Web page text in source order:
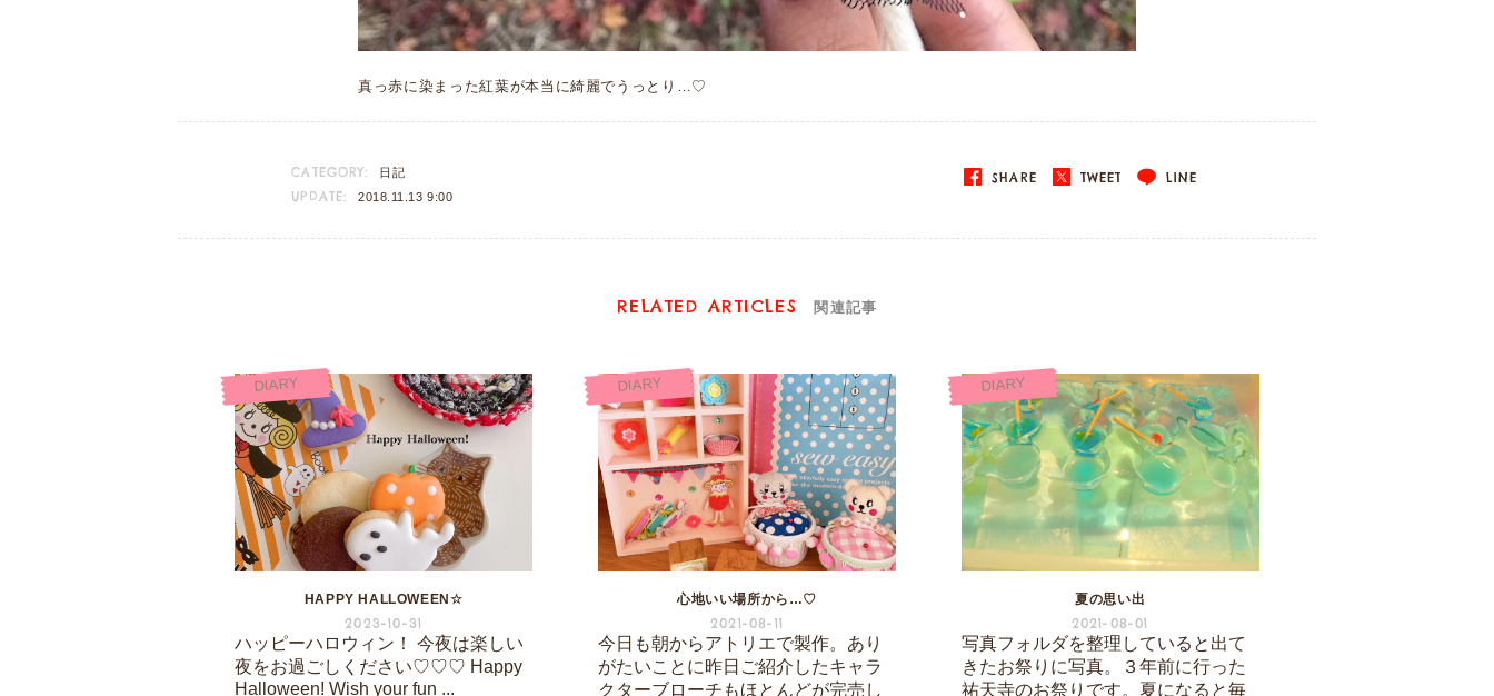
真っ赤に染まった紅葉が本当に綺麗でうっとり…♡
CATEGORY: 日記
UPDATE: 2018.11.13 9:00
SHARE TWEET LINE
RELATED ARTICLES 関連記事
DIARY
HAPPY HALLOWEEN☆
2023-10-31
ハッピーハロウィン！ 今夜は楽しい
夜をお過ごしください♡♡♡ Happy
Halloween! Wish your fun ...
DIARY
心地いい場所から…♡
2021-08-11
今日も朝からアトリエで製作。あり
がたいことに昨日ご紹介したキャラ
クターブローチもほとんどが完売し
DIARY
夏の思い出
2021-08-01
写真フォルダを整理していると出て
きたお祭りに写真。３年前に行った
祐天寺のお祭りです。夏になると毎